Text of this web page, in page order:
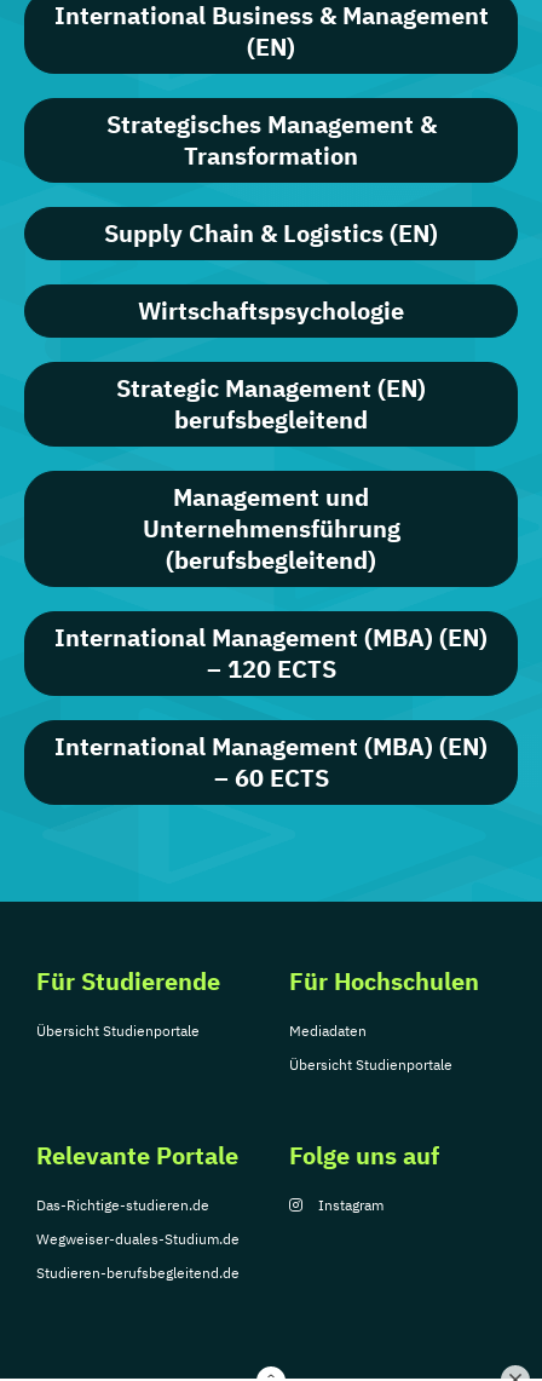
International Business & Management
(EN)
Strategisches Management &
Transformation
Supply Chain & Logistics (EN)
Wirtschaftspsychologie
Strategic Management (EN)
berufsbegleitend
Management und
Unternehmensführung
(berufsbegleitend)
International Management (MBA) (EN)
– 120 ECTS
International Management (MBA) (EN)
– 60 ECTS
Für Studierende
Übersicht Studienportale
Für Hochschulen
Mediadaten
Übersicht Studienportale
Relevante Portale
Das-Richtige-studieren.de
Wegweiser-duales-Studium.de
Studieren-berufsbegleitend.de
Folge uns auf
Instagram